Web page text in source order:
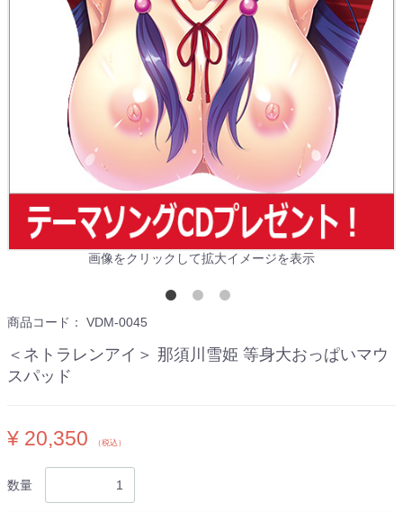
画像をクリックして拡大イメージを表示
商品コード： VDM-0045
＜ネトラレンアイ＞ 那須川雪姫 等身大おっぱいマウ
スパッド
¥ 20,350 （税込）
数量